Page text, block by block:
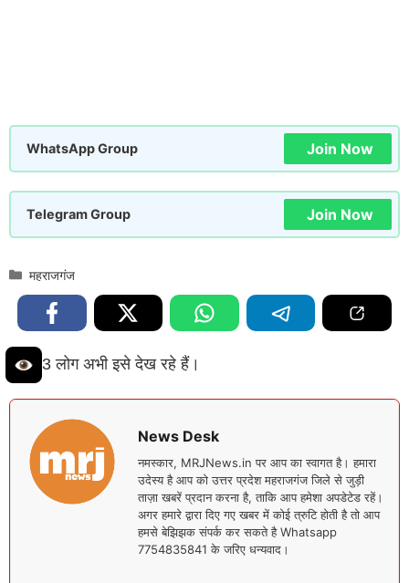
WhatsApp Group Join Now
Telegram Group Join Now
Categories
महराजगंज
3 लोग अभी इसे देख रहे हैं।
News Desk
नमस्कार, MRJNews.in पर आप का स्वागत है। हमारा
उदेस्य है आप को उत्तर प्रदेश महराजगंज जिले से जुड़ी
ताज़ा खबरें प्रदान करना है, ताकि आप हमेशा अपडेटेड रहें।
अगर हमारे द्वारा दिए गए खबर में कोई त्रुटि होती है तो आप
हमसे बेझिझक संपर्क कर सकते है Whatsapp
7754835841 के जरिए धन्यवाद।